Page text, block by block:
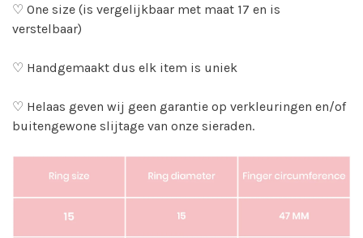
♡ One size (is vergelijkbaar met maat 17 en is
verstelbaar)
♡ Handgemaakt dus elk item is uniek
♡ Helaas geven wij geen garantie op verkleuringen en/of
buitengewone slijtage van onze sieraden.